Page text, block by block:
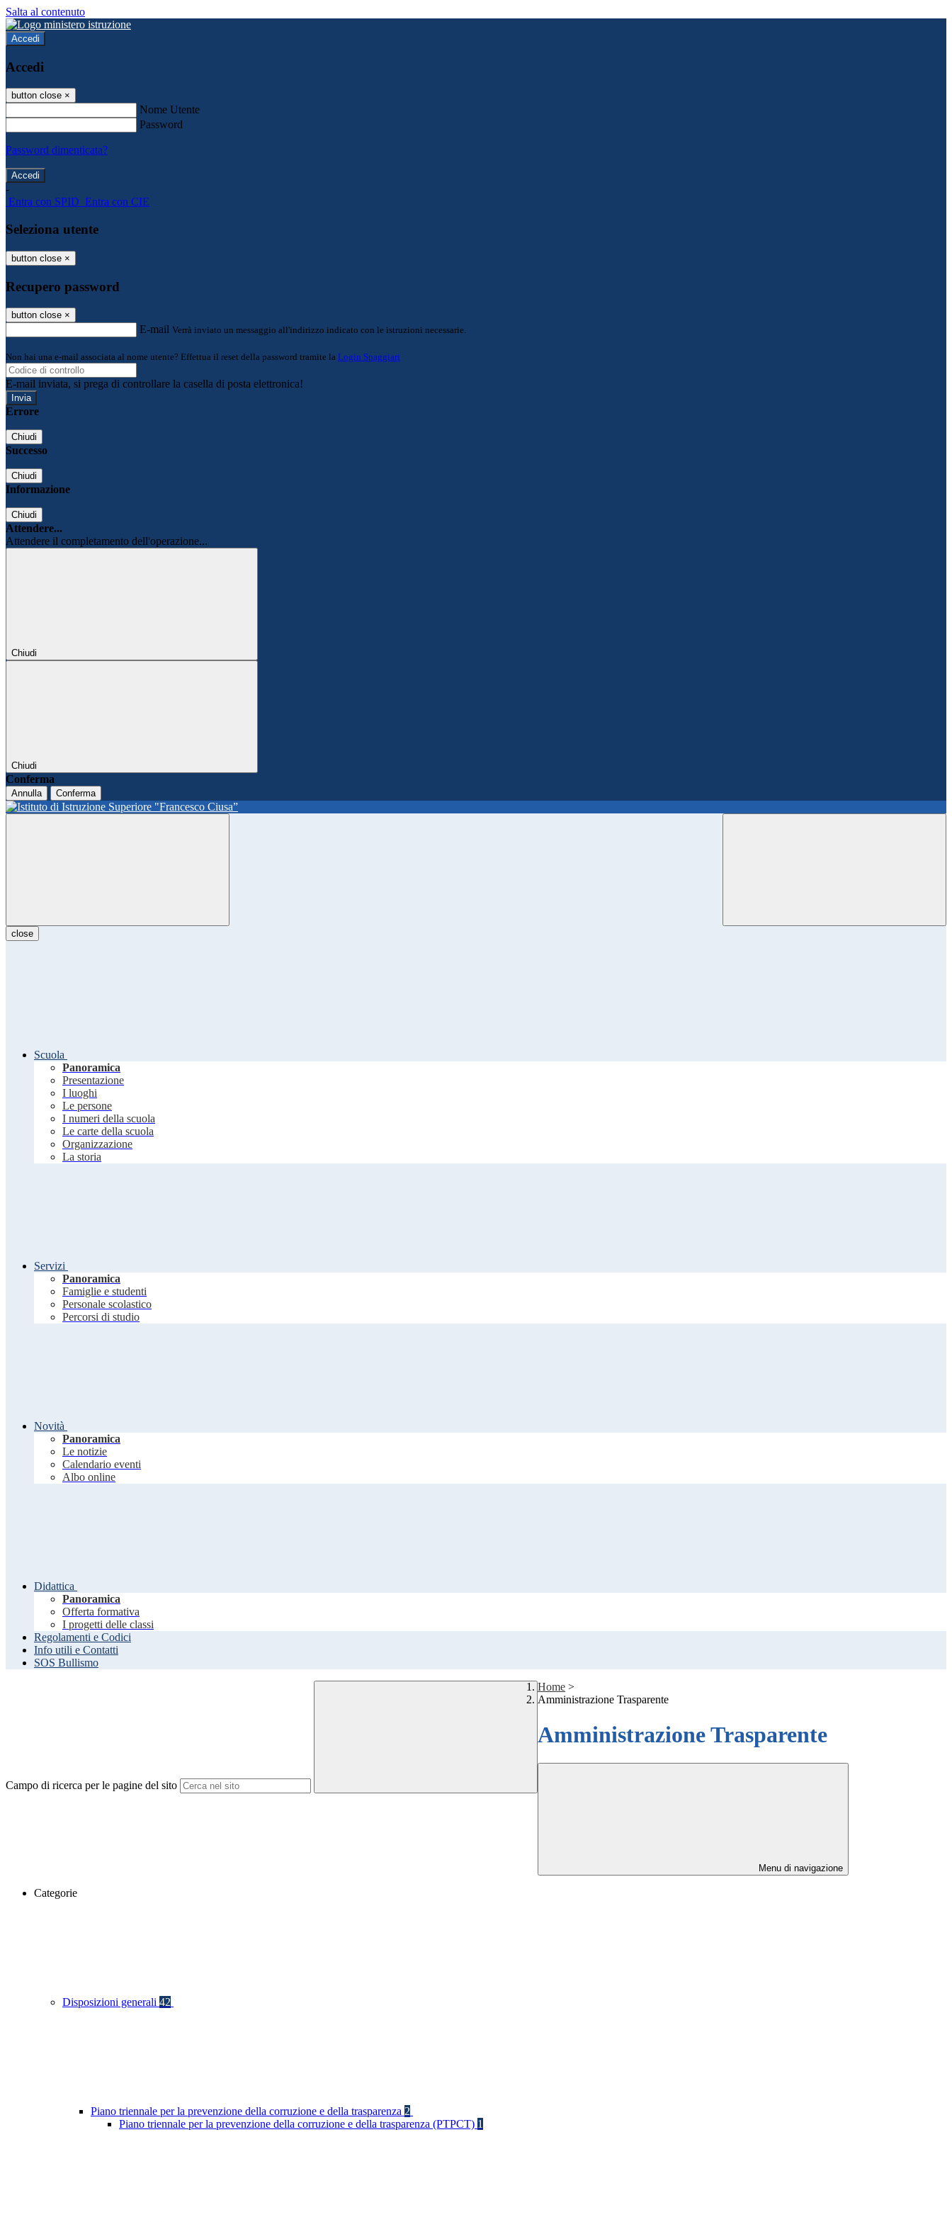
Salta al contenuto
Accedi
Accedi
button close ×
Nome Utente
Password
Password dimenticata?
-
Entra con SPID Entra con CIE
Seleziona utente
button close ×
Recupero password
button close ×
E-mail Verrà inviato un messaggio all'indirizzo indicato con le istruzioni necessarie.
Non hai una e-mail associata al nome utente? Effettua il reset della password tramite la Login Spaggiari
E-mail inviata, si prega di controllare la casella di posta elettronica!
Errore
Chiudi
Successo
Chiudi
Informazione
Chiudi
Attendere...
Attendere il completamento dell'operazione...
Chiudi
Chiudi
Conferma
Annulla Conferma
close
Scuola
Panoramica
Presentazione
I luoghi
Le persone
I numeri della scuola
Le carte della scuola
Organizzazione
La storia
Servizi
Panoramica
Famiglie e studenti
Personale scolastico
Percorsi di studio
Novità
Panoramica
Le notizie
Calendario eventi
Albo online
Didattica
Panoramica
Offerta formativa
I progetti delle classi
Regolamenti e Codici
Info utili e Contatti
SOS Bullismo
Campo di ricerca per le pagine del sito
Home >
Amministrazione Trasparente
Amministrazione Trasparente
Menu di navigazione
Categorie
Disposizioni generali 42
Piano triennale per la prevenzione della corruzione e della trasparenza 2
Piano triennale per la prevenzione della corruzione e della trasparenza (PTPCT) 1